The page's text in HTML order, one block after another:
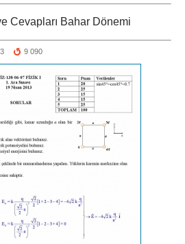
Cevapları Bahar Dönemi
9 090